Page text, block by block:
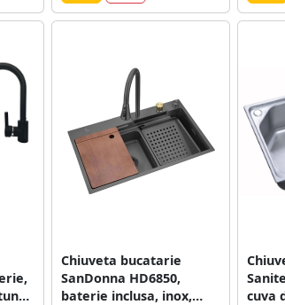
Chiuveta bucatarie
SanDonna HD6850,
baterie inclusa, inox,
cuva